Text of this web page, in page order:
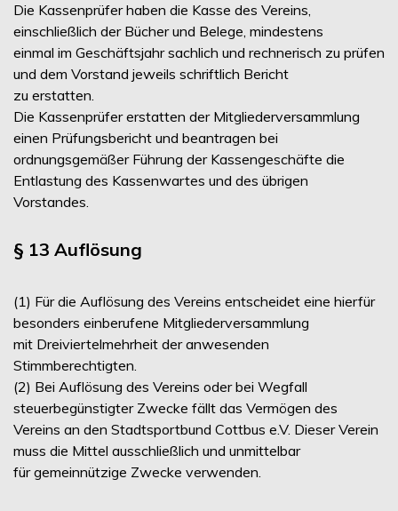
Die Kassenprüfer haben die Kasse des Vereins,
einschließlich der Bücher und Belege, mindestens
einmal im Geschäftsjahr sachlich und rechnerisch zu prüfen
und dem Vorstand jeweils schriftlich Bericht
zu erstatten.
Die Kassenprüfer erstatten der Mitgliederversammlung
einen Prüfungsbericht und beantragen bei
ordnungsgemäßer Führung der Kassengeschäfte die
Entlastung des Kassenwartes und des übrigen
Vorstandes.
§ 13 Auflösung
(1) Für die Auflösung des Vereins entscheidet eine hierfür
besonders einberufene Mitgliederversammlung
mit Dreiviertelmehrheit der anwesenden
Stimmberechtigten.
(2) Bei Auflösung des Vereins oder bei Wegfall
steuerbegünstigter Zwecke fällt das Vermögen des
Vereins an den Stadtsportbund Cottbus e.V. Dieser Verein
muss die Mittel ausschließlich und unmittelbar
für gemeinnützige Zwecke verwenden.